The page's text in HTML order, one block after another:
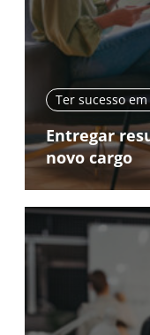
Ter sucesso
Entregar
novo cargo